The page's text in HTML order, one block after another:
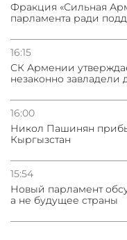
Фракция «Сильная
парламента ради
16:15
СК Армении
незаконно завладели
16:00
Никол Пашинян
Кыргызстан
15:54
Новый парламент
а не будущее страны